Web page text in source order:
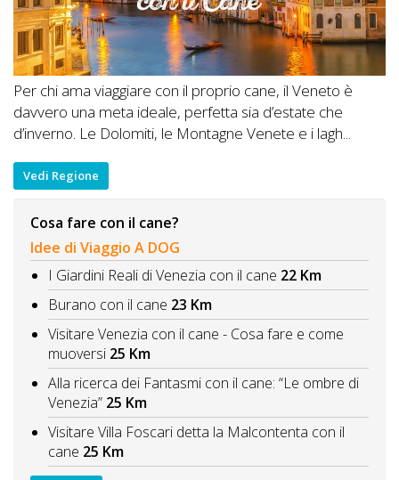
Per chi ama viaggiare con il proprio cane, il Veneto è
davvero una meta ideale, perfetta sia d’estate che
d’inverno. Le Dolomiti, le Montagne Venete e i lagh...
Vedi Regione
Cosa fare con il cane?
Idee di Viaggio A DOG
I Giardini Reali di Venezia con il cane 22 Km
Burano con il cane 23 Km
Visitare Venezia con il cane - Cosa fare e come
muoversi 25 Km
Alla ricerca dei Fantasmi con il cane: “Le ombre di
Venezia” 25 Km
Visitare Villa Foscari detta la Malcontenta con il
cane 25 Km